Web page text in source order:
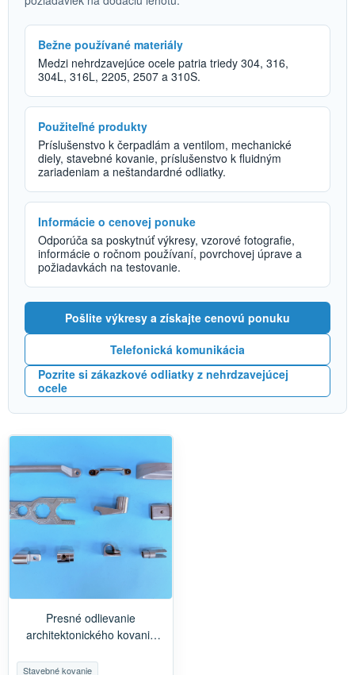
Bežne používané materiály
Medzi nehrdzavejúce ocele patria triedy 304, 316,
304L, 316L, 2205, 2507 a 310S.
Použiteľné produkty
Príslušenstvo k čerpadlám a ventilom, mechanické
diely, stavebné kovanie, príslušenstvo k fluidným
zariadeniam a neštandardné odliatky.
Informácie o cenovej ponuke
Odporúča sa poskytnúť výkresy, vzorové fotografie,
informácie o ročnom používaní, povrchovej úprave a
požiadavkách na testovanie.
Pošlite výkresy a získajte cenovú ponuku
Telefonická komunikácia
Pozrite si zákazkové odliatky z nehrdzavejúcej
ocele
Presné odlievanie
architektonického kovania
Zákazkové kovania z
Stavebné kovanie